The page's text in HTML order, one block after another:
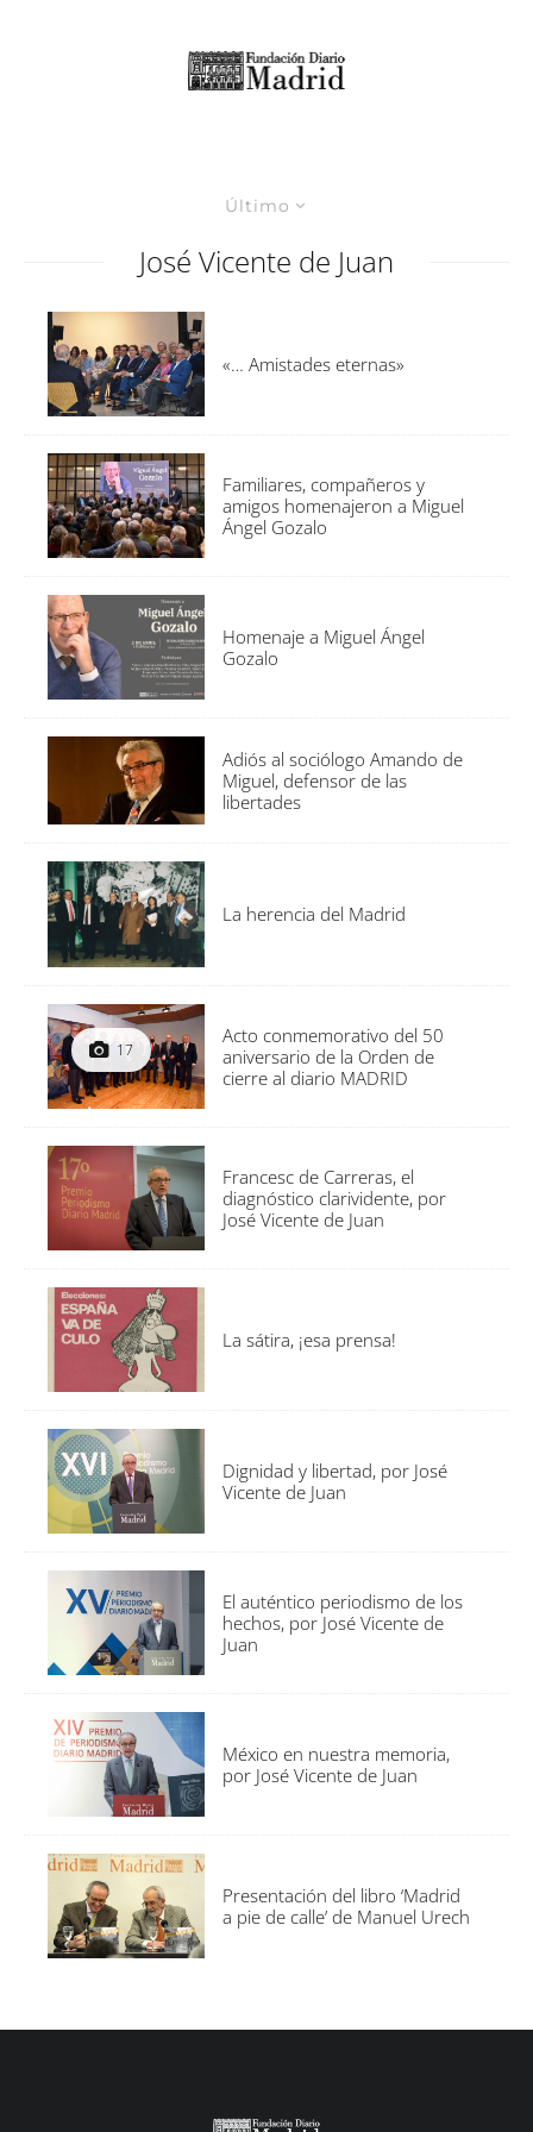
Último
José Vicente de Juan
«… Amistades eternas»
Familiares, compañeros y
amigos homenajeron a Miguel
Ángel Gozalo
Homenaje a Miguel Ángel
Gozalo
Adiós al sociólogo Amando de
Miguel, defensor de las
libertades
La herencia del Madrid
17
Acto conmemorativo del 50
aniversario de la Orden de
cierre al diario MADRID
Francesc de Carreras, el
diagnóstico clarividente, por
José Vicente de Juan
La sátira, ¡esa prensa!
Dignidad y libertad, por José
Vicente de Juan
El auténtico periodismo de los
hechos, por José Vicente de
Juan
México en nuestra memoria,
por José Vicente de Juan
Presentación del libro ‘Madrid
a pie de calle’ de Manuel Urech